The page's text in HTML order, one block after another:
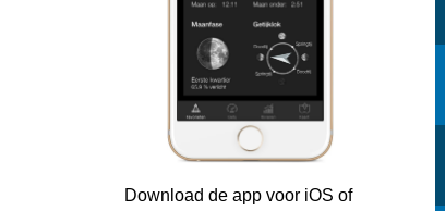
Download de app voor iOS of